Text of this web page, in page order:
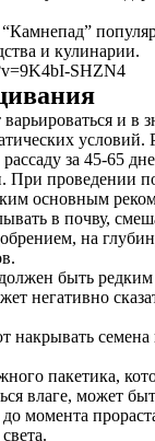
и кулинарии.
SHZN4
и в
условий.
за 45-65
При проведении
основным
в почву,
на
быть
негативно
накрывать
пакетика,
влаге, может
момента